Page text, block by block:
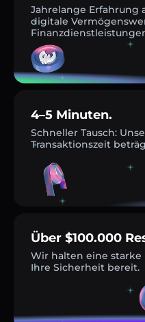
Jahrelange Erfahrung
digitale
4–5 Minuten.
Schneller Tausch:
Transaktionszeit
Über $100.000
Wir halten eine
Ihre Sicherheit bereit.